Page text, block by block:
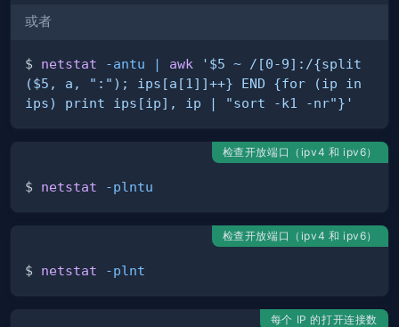
或者
$ netstat -antu | awk
'$5 ~ /[0-9]:/{split
($5, a, ":"); ips[a[1]]++} END {for (ip in
ips) print ips[ip], ip | "sort -k1 -nr"}'
检查开放端口（ipv4 和 ipv6）
$ netstat -plntu
检查开放端口（ipv4 和 ipv6）
$ netstat -plnt
每个 IP 的打开连接数